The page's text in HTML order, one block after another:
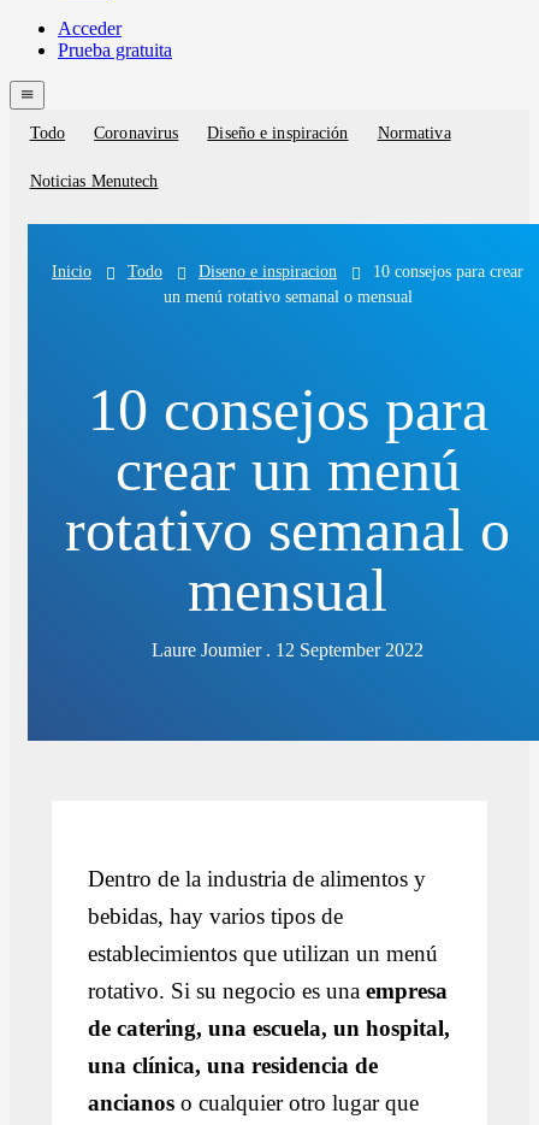
Menutech
navigation
Acceder
Prueba gratuita
menu
Blog
categories
Todo Coronavirus Diseño e inspiración Normativa
Noticias Menutech
Inicio Todo Diseno e inspiracion
10 consejos para crear
un menú rotativo semanal o mensual
10 consejos para
crear un menú
rotativo semanal o
mensual
Laure Joumier . 12 September 2022
Dentro de la industria de alimentos y
bebidas, hay varios tipos de
establecimientos que utilizan un menú
rotativo. Si su negocio es unaempresa
de catering, una escuela, un hospital,
una clínica, una residencia de
ancianos o cualquier otro lugar que